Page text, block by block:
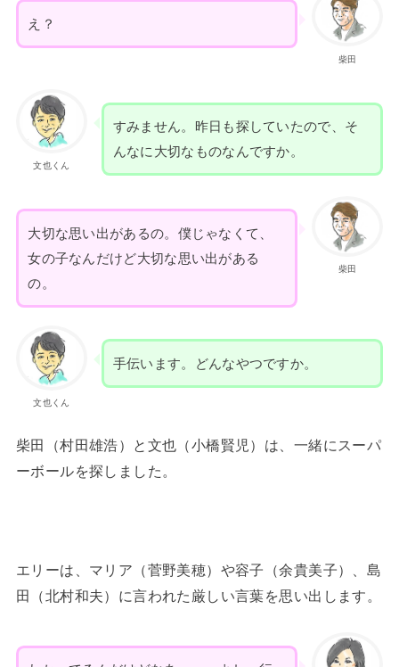
柴田
え？
文也くん
すみません。昨日も探していたので、そ
んなに大切なものなんですか。
柴田
大切な思い出があるの。僕じゃなくて、
女の子なんだけど大切な思い出がある
の。
文也くん
手伝います。どんなやつですか。
柴田（村田雄浩）と文也（小橋賢児）は、一緒にスーパ
ーボールを探しました。
エリーは、マリア（菅野美穂）や容子（余貴美子）、島
田（北村和夫）に言われた厳しい言葉を思い出します。